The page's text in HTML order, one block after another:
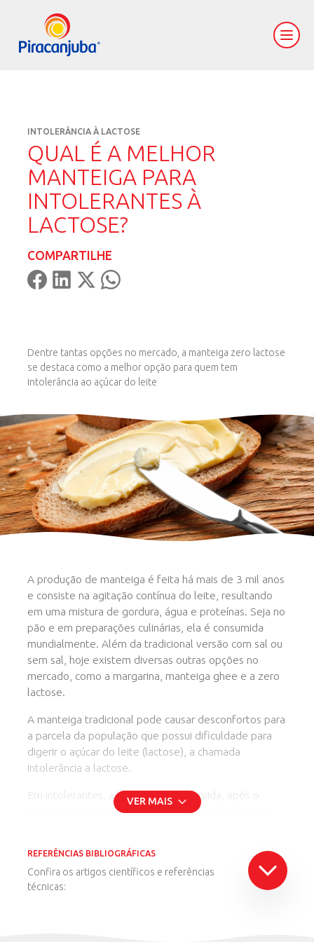
INTOLERÂNCIA À LACTOSE
QUAL É A MELHOR
MANTEIGA PARA
INTOLERANTES À
LACTOSE?
COMPARTILHE
Dentre tantas opções no mercado, a manteiga zero lactose
se destaca como a melhor opção para quem tem
intolerância ao açúcar do leite
A produção de manteiga é feita há mais de 3 mil anos
e consiste na agitação contínua do leite, resultando
em uma mistura de gordura, água e proteínas. Seja no
pão e em preparações culinárias, ela é consumida
mundialmente. Além da tradicional versão com sal ou
sem sal, hoje existem diversas outras opções no
mercado, como a margarina, manteiga ghee e a zero
lactose.
A manteiga tradicional pode causar desconfortos para
a parcela da população que possui dificuldade para
digerir o açúcar do leite (lactose), a chamada
intolerância a lactose.
Em intolerantes, a lactose não absorvida, após o
consumo de alimentos lácteos, é fermentada pelas
mais simples é feito através do teste de tolerância à
lactose, que mede a quantidade de glicose no sangue
em jejum e após a ingestão deste açúcar.
VER MAIS
REFERÊNCIAS BIBLIOGRÁFICAS
Confira os artigos científicos e referências
técnicas: